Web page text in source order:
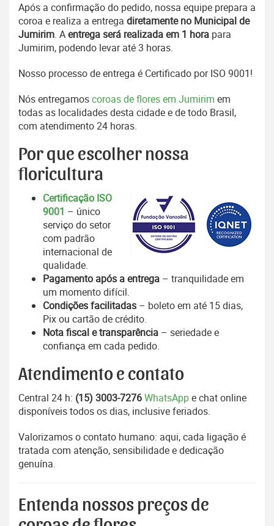
Após a confirmação do pedido, nossa equipe prepara a
coroa e realiza a entrega diretamente no Municipal de
Jumirim. Aentrega será realizada em 1 hora para
Jumirim, podendo levar até 3 horas.
Nosso processo de entrega é Certificado por ISO 9001!
Nós entregamoscoroas de flores em Jumirim em
todas as localidades desta cidade e de todo Brasil,
com atendimento 24 horas.
Por que escolher nossa
floricultura
Certificação ISO
9001 – único
serviço do setor
com padrão
internacional de
qualidade.
Pagamento após a entrega – tranquilidade em
um momento difícil.
Condições facilitadas – boleto em até 15 dias,
Pix ou cartão de crédito.
Nota fiscal e transparência – seriedade e
confiança em cada pedido.
Atendimento e contato
Central 24 h: (15) 3003-7276WhatsAppe chat online
disponíveis todos os dias, inclusive feriados.
Valorizamos o contato humano: aqui, cada ligação é
tratada com atenção, sensibilidade e dedicação
genuína.
Entenda nossos preços de